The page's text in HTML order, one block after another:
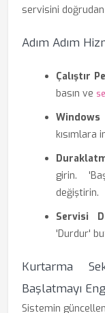
servisini doğrudan
Adım Adım
Çalıştır
basın ve
Windows
kısımlara
girin.
değiştirin.
Servisi
'Durdur'
Kurtarma
Başlatmayı
Sistemin